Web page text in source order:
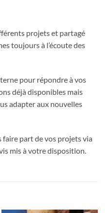
projets et partagé
toujours à l’écoute des
pour répondre à vos
déjà disponibles mais
adapter aux nouvelles
part de vos projets via
mis à votre disposition.